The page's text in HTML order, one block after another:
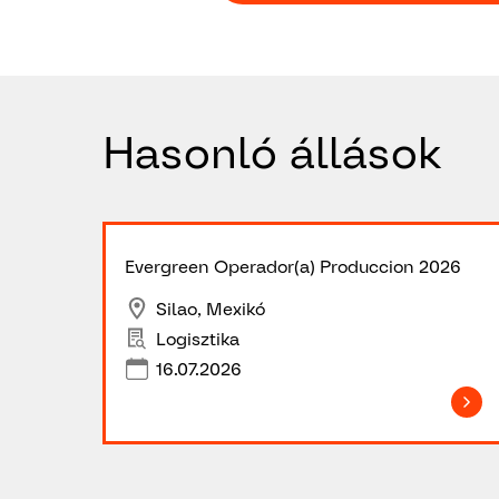
Hasonló állások
Evergreen Operador(a) Produccion 2026
Silao, Mexikó
Logisztika
16.07.2026